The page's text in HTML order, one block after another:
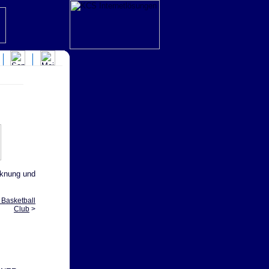
und
Club >